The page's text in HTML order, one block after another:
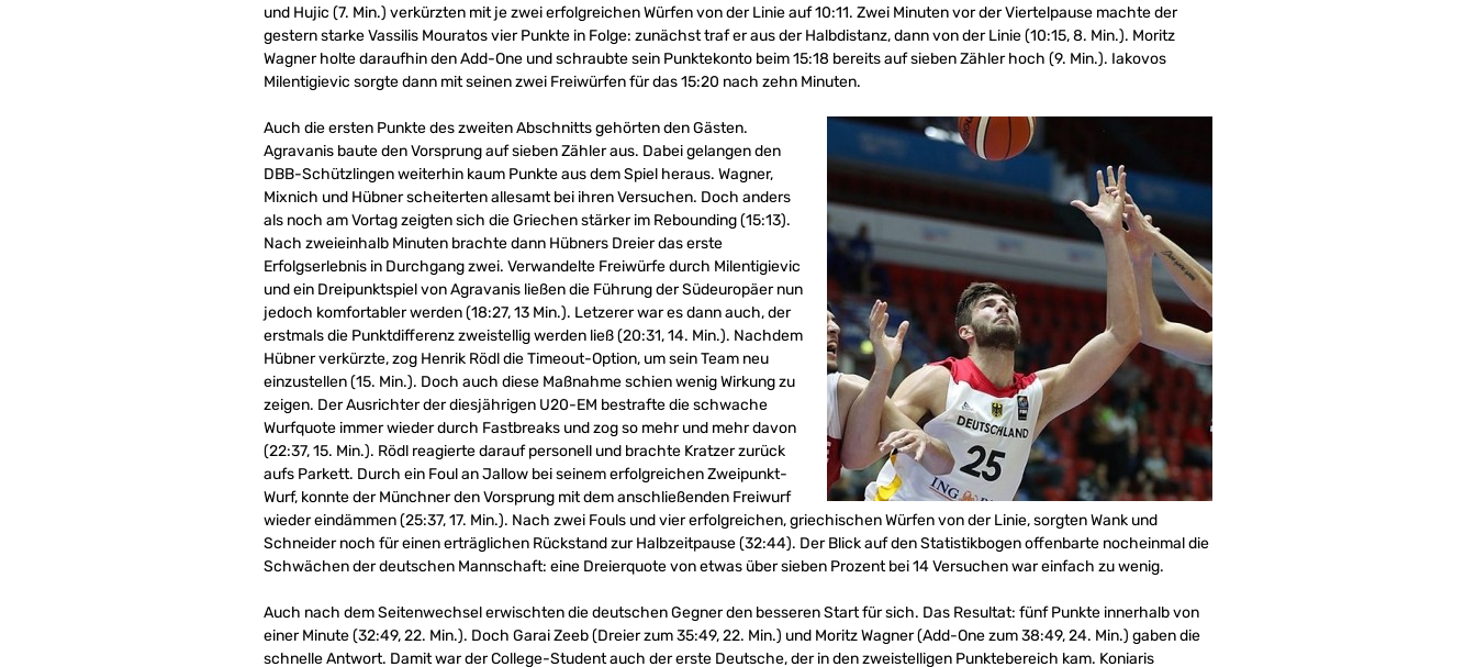
und Hujic (7. Min.) verkürzten mit je zwei erfolgreichen Würfen von der Linie auf 10:11. Zwei Minuten vor der Viertelpause machte der
gestern starke Vassilis Mouratos vier Punkte in Folge: zunächst traf er aus der Halbdistanz, dann von der Linie (10:15, 8. Min.). Moritz
Wagner holte daraufhin den Add-One und schraubte sein Punktekonto beim 15:18 bereits auf sieben Zähler hoch (9. Min.). Iakovos
Milentigievic sorgte dann mit seinen zwei Freiwürfen für das 15:20 nach zehn Minuten.
Auch die ersten Punkte des zweiten Abschnitts gehörten den Gästen.
Agravanis baute den Vorsprung auf sieben Zähler aus. Dabei gelangen den
DBB-Schützlingen weiterhin kaum Punkte aus dem Spiel heraus. Wagner,
Mixnich und Hübner scheiterten allesamt bei ihren Versuchen. Doch anders
als noch am Vortag zeigten sich die Griechen stärker im Rebounding (15:13).
Nach zweieinhalb Minuten brachte dann Hübners Dreier das erste
Erfolgserlebnis in Durchgang zwei. Verwandelte Freiwürfe durch Milentigievic
und ein Dreipunktspiel von Agravanis ließen die Führung der Südeuropäer nun
jedoch komfortabler werden (18:27, 13 Min.). Letzerer war es dann auch, der
erstmals die Punktdifferenz zweistellig werden ließ (20:31, 14. Min.). Nachdem
Hübner verkürzte, zog Henrik Rödl die Timeout-Option, um sein Team neu
einzustellen (15. Min.). Doch auch diese Maßnahme schien wenig Wirkung zu
zeigen. Der Ausrichter der diesjährigen U20-EM bestrafte die schwache
Wurfquote immer wieder durch Fastbreaks und zog so mehr und mehr davon
(22:37, 15. Min.). Rödl reagierte darauf personell und brachte Kratzer zurück
aufs Parkett. Durch ein Foul an Jallow bei seinem erfolgreichen Zweipunkt-
Wurf, konnte der Münchner den Vorsprung mit dem anschließenden Freiwurf
wieder eindämmen (25:37, 17. Min.). Nach zwei Fouls und vier erfolgreichen, griechischen Würfen von der Linie, sorgten Wank und
Schneider noch für einen erträglichen Rückstand zur Halbzeitpause (32:44). Der Blick auf den Statistikbogen offenbarte nocheinmal die
Schwächen der deutschen Mannschaft: eine Dreierquote von etwas über sieben Prozent bei 14 Versuchen war einfach zu wenig.
Auch nach dem Seitenwechsel erwischten die deutschen Gegner den besseren Start für sich. Das Resultat: fünf Punkte innerhalb von
einer Minute (32:49, 22. Min.). Doch Garai Zeeb (Dreier zum 35:49, 22. Min.) und Moritz Wagner (Add-One zum 38:49, 24. Min.) gaben die
schnelle Antwort. Damit war der College-Student auch der erste Deutsche, der in den zweistelligen Punktebereich kam. Koniaris